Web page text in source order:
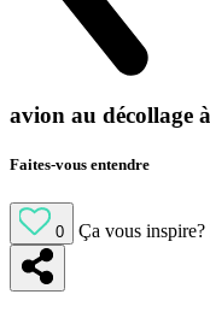
avion au décollage
Faites-vous entendre
0 Ça vous inspire?